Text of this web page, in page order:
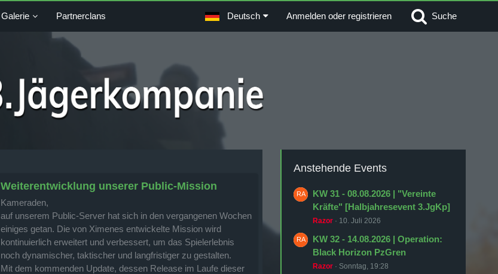
Galerie Partnerclans Deutsch Anmelden oder registrieren Suche
Weiterentwicklung unserer Public-Mission
Kameraden,
auf unserem Public-Server hat sich in den vergangenen Wochen
einiges getan. Die von Ximenes entwickelte Mission wird
kontinuierlich erweitert und verbessert, um das Spielerlebnis
noch dynamischer, taktischer und langfristiger zu gestalten.
Mit dem kommenden Update, dessen Release im Laufe dieser
Anstehende Events
KW 31 - 08.08.2026 | "Vereinte
Kräfte" [Halbjahresevent 3.JgKp]
Razor 10. Juli 2026
KW 32 - 14.08.2026 | Operation:
Black Horizon PzGren
Razor Sonntag, 19:28